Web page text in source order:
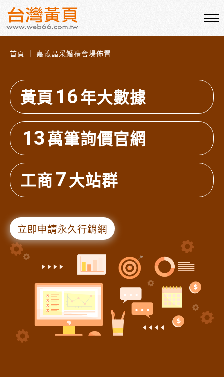
首頁 ｜ 嘉義晶采婚禮會場佈置
黃頁 16年大數據
13萬筆詢價官網
工商7大站群
立即申請永久行銷網